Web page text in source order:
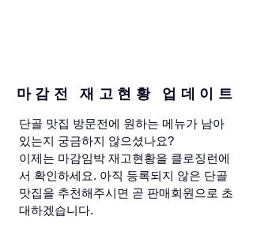
마감전 재고현황 업데이트
단골 맛집 방문전에 원하는 메뉴가 남아
있는지 궁금하지 않으셨나요?
이제는 마감임박 재고현황을 클로징런에
서 확인하세요. 아직 등록되지 않은 단골
맛집을 추천해주시면 곧 판매회원으로 초
대하겠습니다.